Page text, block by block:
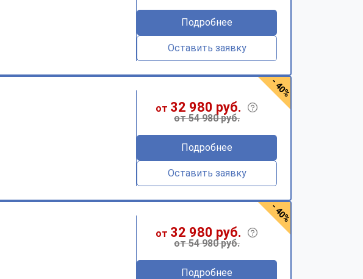
Подробнее
Оставить заявку
от 32 980 руб.
от 54 980 руб.
Подробнее
Оставить заявку
- 40%
от 32 980 руб.
от 54 980 руб.
Подробнее
- 40%